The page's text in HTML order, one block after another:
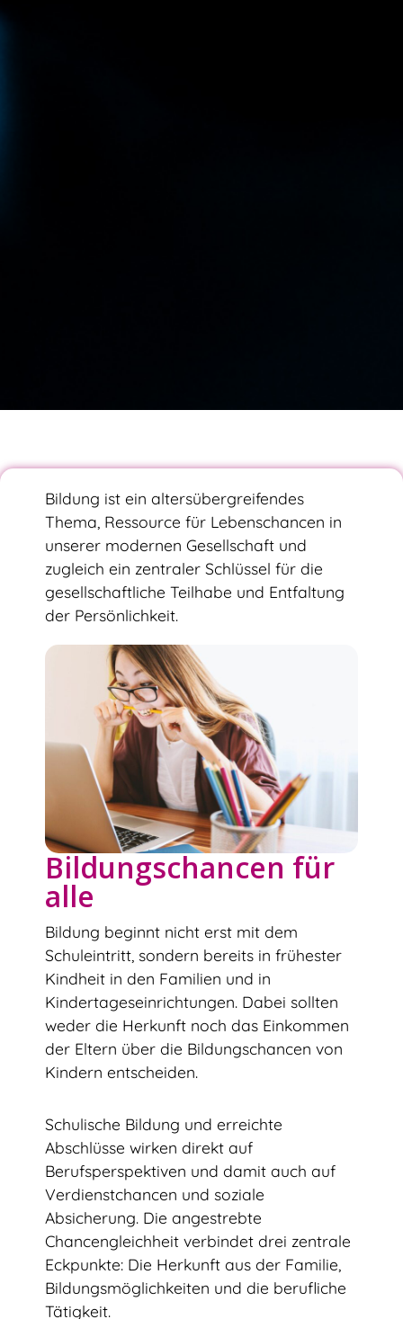
Bildungschancen für
alle
Bildung beginnt nicht erst mit dem
Schuleintritt, sondern bereits in frühester
Kindheit in den Familien und in
Kindertageseinrichtungen. Dabei sollten
weder die Herkunft noch das Einkommen
der Eltern über die Bildungschancen von
Kindern entscheiden.
Schulische Bildung und erreichte
Abschlüsse wirken direkt auf
Berufsperspektiven und damit auch auf
Verdienstchancen und soziale
Absicherung. Die angestrebte
Chancengleichheit verbindet drei zentrale
Eckpunkte: Die Herkunft aus der Familie,
Bildungsmöglichkeiten und die berufliche
Tätigkeit.
Bildung ist ein altersübergreifendes
Thema, Ressource für Lebenschancen in
unserer modernen Gesellschaft und
zugleich ein zentraler Schlüssel für die
gesellschaftliche Teilhabe und Entfaltung
der Persönlichkeit.